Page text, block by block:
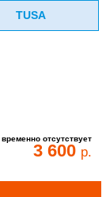
TUSA
временно отсутствует
3 600 р.